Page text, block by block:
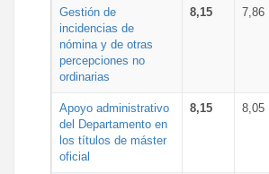
Gestión de
incidencias de
nómina y de otras
percepciones no
ordinarias
8,15 7,86
Apoyo administrativo
del Departamento en
los títulos de máster
oficial
8,15 8,05